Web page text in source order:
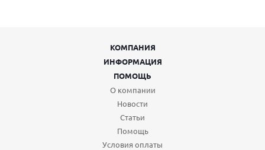
КОМПАНИЯ
ИНФОРМАЦИЯ
ПОМОЩЬ
О компании
Новости
Статьи
Помощь
Условия оплаты